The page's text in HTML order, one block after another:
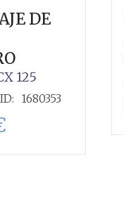
DE
125
1680353